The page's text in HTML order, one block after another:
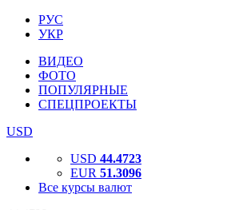
РУС
УКР
ВИДЕО
ФОТО
ПОПУЛЯРНЫЕ
СПЕЦПРОЕКТЫ
USD
USD 44.4723
EUR 51.3096
Все курсы валют